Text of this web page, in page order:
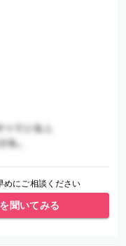
にご相談ください
聞いてみる